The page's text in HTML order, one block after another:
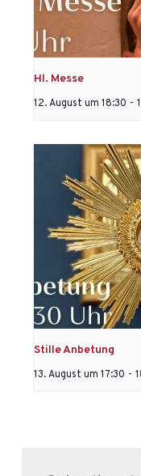
Hl. Messe
12. August um 18:30 -
Stille Anbetung
13. August um 17:30 -